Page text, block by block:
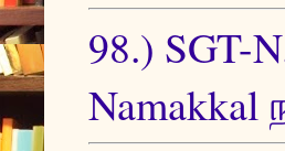
98.) SGT-